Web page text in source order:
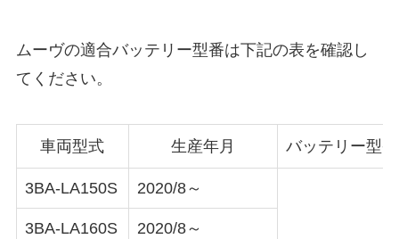
ムーヴの適合バッテリー型番は下記の表を確認し
てください。
車両型式 生産年月 バッテリー型番
3BA-LA150S 2020/8～
3BA-LA160S 2020/8～